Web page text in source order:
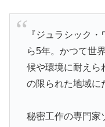
『ジュラシック
ら5年。かつて世
候や環境に耐えら
の限られた地域に
秘密工作の専門家